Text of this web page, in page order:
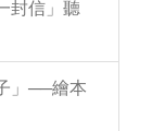
封信」聽
」──繪本